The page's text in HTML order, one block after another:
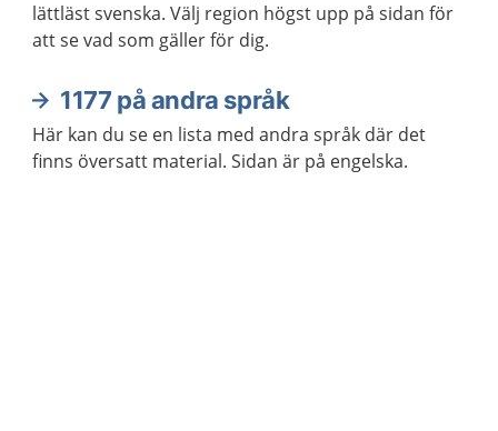
lättläst svenska. Välj region högst upp på sidan för
att se vad som gäller för dig.
1177 på andra språk
Här kan du se en lista med andra språk där det
finns översatt material. Sidan är på engelska.